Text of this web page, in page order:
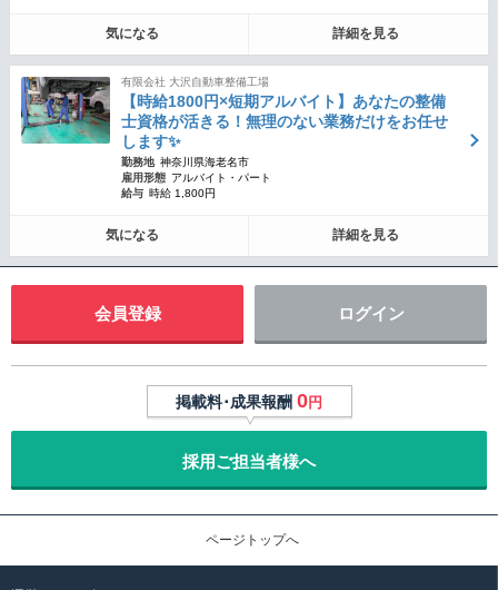
気になる 詳細を見る
有限会社 大沢自動車整備工場
【時給1800円×短期アルバイト】あなたの整備
士資格が活きる！無理のない業務だけをお任せ
します✨
勤務地 神奈川県海老名市
雇用形態 アルバイト・パート
給与 時給 1,800円
気になる 詳細を見る
会員登録 ログイン
掲載料･成果報酬 0円
採用ご担当者様へ
ページトップへ